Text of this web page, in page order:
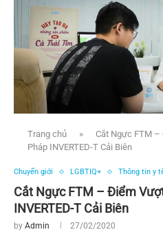
Trang chủ »
Cắt Ngực FTM –
Pháp INVERTED-T Cải Biên
Chuyển giới LGBTIQ+ Thông tin y
Cắt Ngực FTM – Điểm
INVERTED-T Cải Biên
by Admin 27/02/2020